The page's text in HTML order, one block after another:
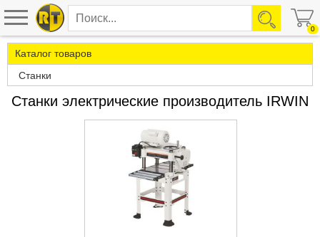
0
Каталог товаров
Станки
Станки электрические производитель IRWIN